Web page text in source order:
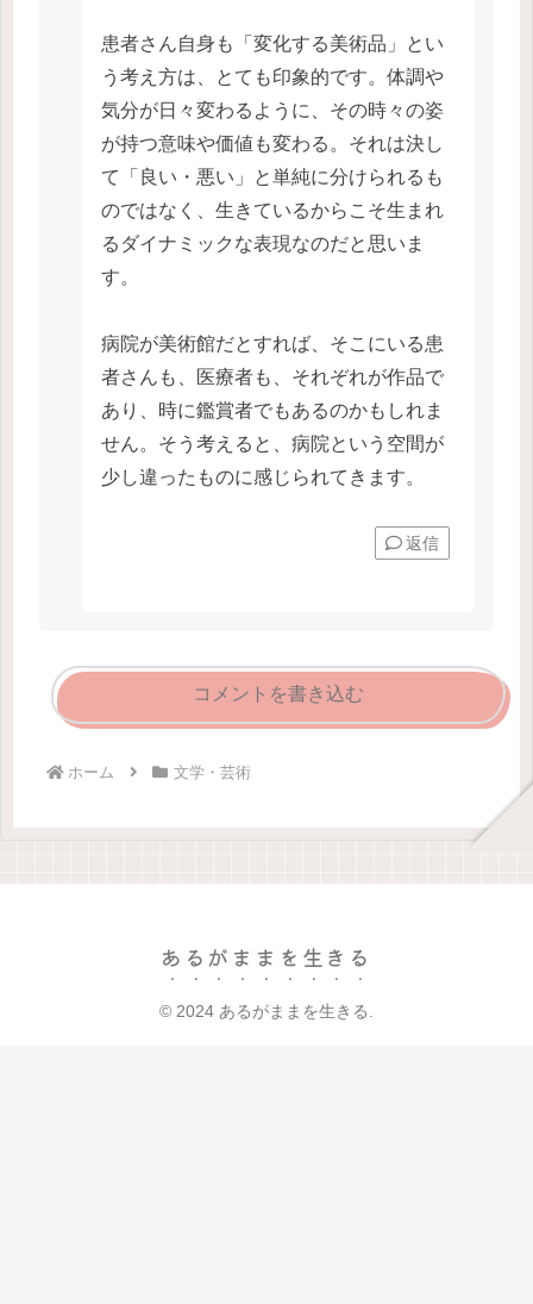
患者さん自身も「変化する美術品」とい
う考え方は、とても印象的です。体調や
気分が日々変わるように、その時々の姿
が持つ意味や価値も変わる。それは決し
て「良い・悪い」と単純に分けられるも
のではなく、生きているからこそ生まれ
るダイナミックな表現なのだと思いま
す。
病院が美術館だとすれば、そこにいる患
者さんも、医療者も、それぞれが作品で
あり、時に鑑賞者でもあるのかもしれま
せん。そう考えると、病院という空間が
少し違ったものに感じられてきます。
返信
コメントを書き込む
ホーム 文学・芸術
あるがままを生きる
© 2024 あるがままを生きる.